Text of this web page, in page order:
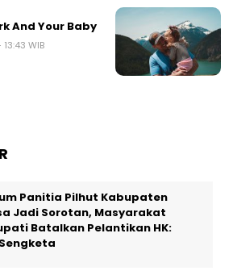
And Your Baby
WIB
Panitia Pilhut Kabupaten
Jadi Sorotan, Masyarakat
Batalkan Pelantikan HK: